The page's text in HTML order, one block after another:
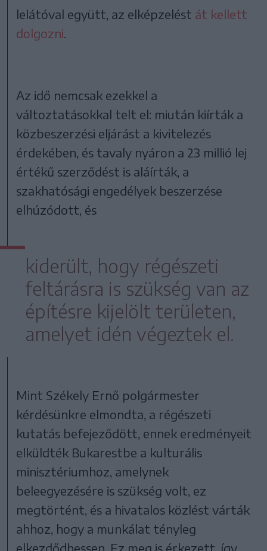
lelátóval együtt, az elképzelést át kellett
dolgozni.
Az idő nemcsak ezekkel a
változtatásokkal telt el: miután kiírták a
közbeszerzési eljárást a kivitelezés
érdekében, és tavaly nyáron a 23 millió lej
értékű szerződést is aláírták, a
szakhatósági engedélyek beszerzése
elhúzódott, és
kiderült, hogy régészeti
feltárásra is szükség van az
építésre kijelölt területen,
amelyet idén végeztek el.
Mint Székely Ernő polgármester
kérdésünkre elmondta, a régészeti
kutatás befejeződött, ennek eredményeit
elküldték Bukarestbe a kulturális
minisztériumhoz, amelynek
beleegyezésére is szükség volt, ez
megtörtént, és a hivatalos közlést várták
ahhoz, hogy a munkálat tényleg
elkezdődhessen. Ez meg is érkezett, így